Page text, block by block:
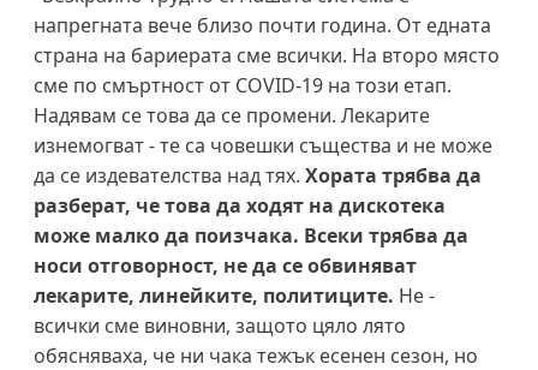
напрегната вече близо почти година. От едната
страна на бариерата сме всички. На второ място
сме по смъртност от COVID-19 на този етап.
Надявам се това да се промени. Лекарите
изнемогват - те са човешки същества и не може
да се издевателства над тях. Хората трябва да
разберат, че това да ходят на дискотека
може малко да поизчака. Всеки трябва да
носи отговорност, не да се обвиняват
лекарите, линейките, политиците. Не -
всички сме виновни, защото цяло лято
обясняваха, че ни чака тежък есенен сезон, но